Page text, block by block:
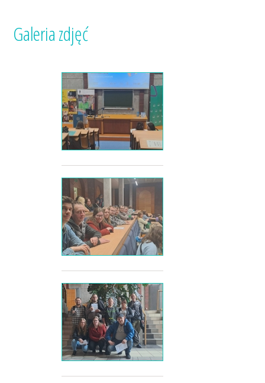
Galeria zdjęć